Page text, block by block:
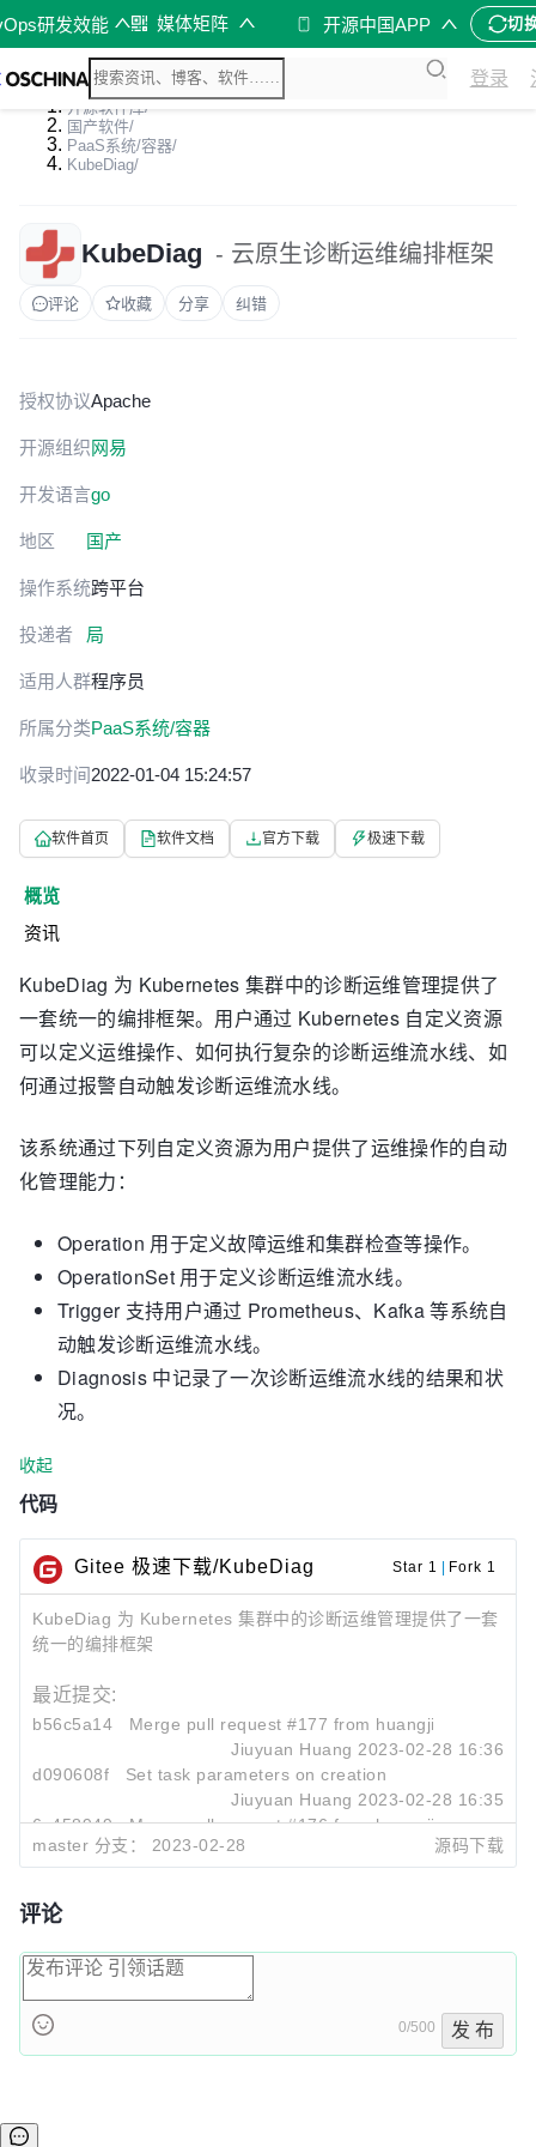
研发效能 媒体矩阵 开源中国APP 切
登录
开源软件库/
国产软件/
PaaS系统/容器/
KubeDiag/
KubeDiag - 云原生诊断运维编排框架
评论 收藏 分享 纠错
授权协议Apache
开源组织网易
开发语言go
地区 国产
操作系统跨平台
投递者 局
适用人群程序员
所属分类PaaS系统/容器
收录时间2022-01-04 15:24:57
软件首页 软件文档 官方下载 极速下载
概览
资讯
KubeDiag 为 Kubernetes 集群中的诊断运维管理提供了
一套统一的编排框架。用户通过 Kubernetes 自定义资源
可以定义运维操作、如何执行复杂的诊断运维流水线、如
何通过报警自动触发诊断运维流水线。
该系统通过下列自定义资源为用户提供了运维操作的自动
化管理能力：
Operation 用于定义故障运维和集群检查等操作。
OperationSet 用于定义诊断运维流水线。
Trigger 支持用户通过 Prometheus、Kafka 等系统自
动触发诊断运维流水线。
Diagnosis 中记录了一次诊断运维流水线的结果和状
况。
收起
代码
Gitee 极速下载/KubeDiag Star 1 Fork 1
KubeDiag 为 Kubernetes 集群中的诊断运维管理提供了一套
统一的编排框架
最近提交:
b56c5a14
Merge pull request #177 from huangjiuyuan/fix/
Jiuyuan Huang 2023-02-28 16:36
d090608f
Set task parameters on creation
Jiuyuan Huang 2023-02-28 16:35
6c458949
Merge pull request #176 from huangjiuyuan/fix/
Jiuyuan Huang
2023-02-28 15:42
master 分支： 2023-02-28 源码下载
评论
0/500 发 布